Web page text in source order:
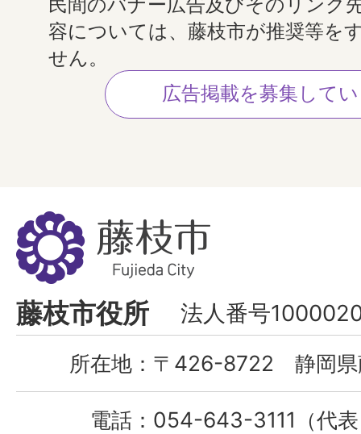
容については、藤枝市が推奨等を
せん。
広告掲載を募集して
藤
枝
市
Fujieda
City
藤枝市役所 法人番号
所在地： 〒426-8722 静岡県
電話： 054-643-3111（代